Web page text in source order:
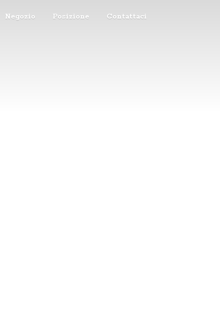
Negozio Posizione Contattaci